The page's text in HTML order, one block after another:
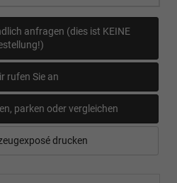
anfragen (dies ist KEINE
rufen Sie an
parken oder vergleichen
drucken